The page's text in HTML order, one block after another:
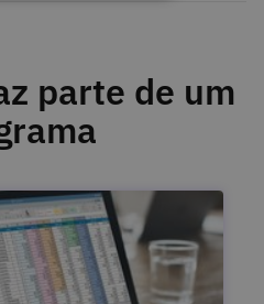
parte de um